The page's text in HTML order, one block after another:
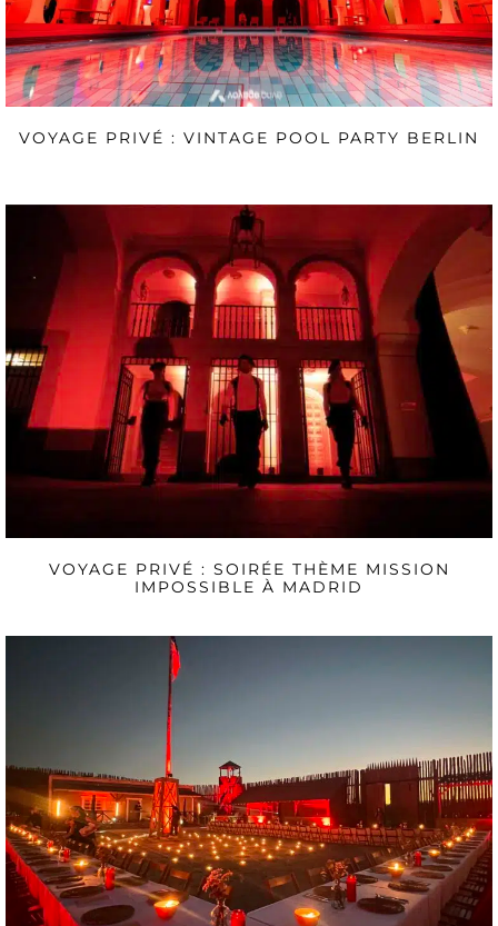
VOYAGE PRIVÉ : VINTAGE POOL PARTY BERLIN
VOYAGE PRIVÉ : SOIRÉE THÈME MISSION
IMPOSSIBLE À MADRID